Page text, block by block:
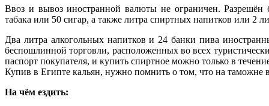
Ввоз и вывоз иностранной валюты не ограничен. Разрешён
табака или 50 сигар, а также литра спиртных напитков или 2
Два литра алкогольных напитков и 24 банки пива
беспошлинной торговли, расположенных во всех
паспорт покупателя, и купить спиртное можно только в
Купив в Египте кальян, нужно помнить о том, что на таможне
На чём ездить: